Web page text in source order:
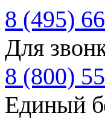
8 (495)
Для
8 (800)
Единый